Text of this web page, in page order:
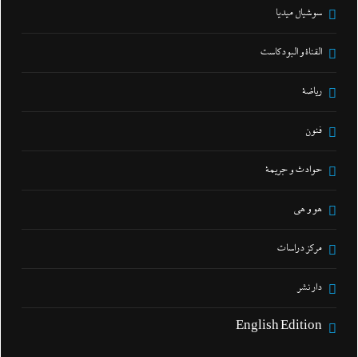
سوشيال ميديا
القناة و البودكاست
رياضة
فنون
حوادث و جريمة
هو و هي
مركز دراسات
دار نشر
English Edition